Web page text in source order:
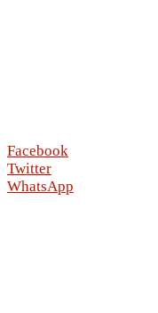
Facebook
Twitter
WhatsApp